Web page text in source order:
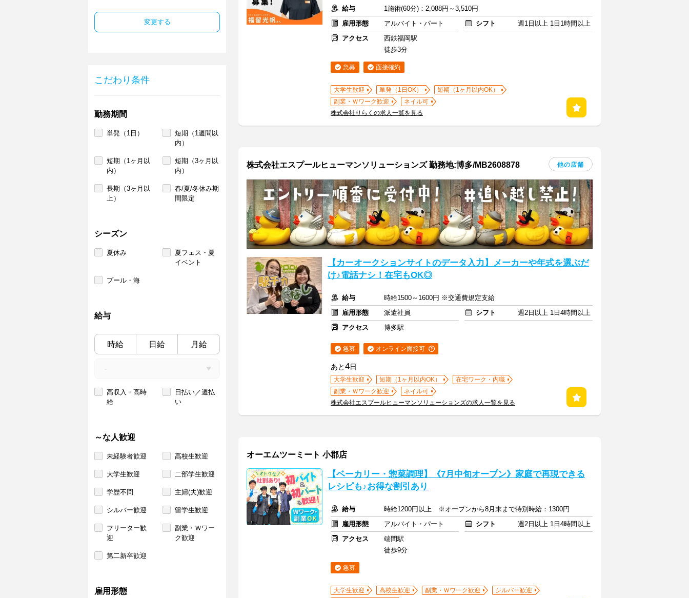
変更する
こだわり条件
勤務期間
単発（1日）
短期（1週間以
内）
短期（1ヶ月以
内）
短期（3ヶ月以
内）
長期（3ヶ月以
上）
春/夏/冬休み期
間限定
シーズン
夏休み
夏フェス・夏
イベント
プール・海
給与
時給 日給 月給
高収入・高時
給
日払い／週払
い
～な人歓迎
未経験者歓迎 高校生歓迎
大学生歓迎 二部学生歓迎
学歴不問 主婦(夫)歓迎
シルバー歓迎 留学生歓迎
フリーター歓
迎
副業・Ｗワー
ク歓迎
第二新卒歓迎
雇用形態
給与
1施術(60分)：2,088円～3,510円
雇用形態
アルバイト・パート シフト
週1日以上 1日1時間以上
アクセス
西鉄福岡駅
徒歩3分
急募 面接確約
大学生歓迎 単発（1日OK）
短期（1ヶ月以内OK）
副業・Ｗワーク歓迎
ネイル可
株式会社りらくの求人一覧を見る
株式会社エスプールヒューマンソリューションズ 勤務地:博多/MB2608878 他の店舗
【カーオークションサイトのデータ入力】メーカーや年式を選ぶだ
け♪電話ナシ！在宅もOK◎
給与
時給1500～1600円 ※交通費規定支給
雇用形態
派遣社員 シフト
週2日以上 1日4時間以上
アクセス
博多駅
急募 オンライン面接可
あと4日
大学生歓迎 短期（1ヶ月以内OK）
在宅ワーク・内職
副業・Ｗワーク歓迎
ネイル可
株式会社エスプールヒューマンソリューションズの求人一覧を見る
オーエムツーミート 小郡店
【ベーカリー・惣菜調理】《7月中旬オープン》家庭で再現できる
レシピも♪お得な割引あり
給与
時給1200円以上 ※オープンから8月末まで特別時給：1300円
雇用形態
アルバイト・パート シフト
週2日以上 1日4時間以上
アクセス
端間駅
徒歩9分
急募
大学生歓迎 高校生歓迎 副業・Ｗワーク歓迎
シルバー歓迎